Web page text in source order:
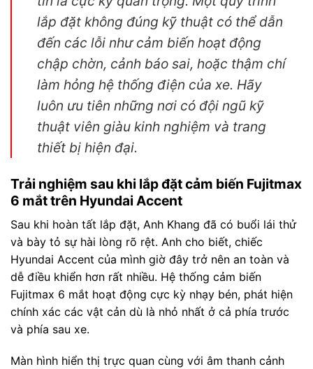
lắp đặt không đúng kỹ thuật có thể dẫn
đến các lỗi như cảm biến hoạt động
chập chờn, cảnh báo sai, hoặc thậm chí
làm hỏng hệ thống điện của xe. Hãy
luôn ưu tiên những nơi có đội ngũ kỹ
thuật viên giàu kinh nghiệm và trang
thiết bị hiện đại.
Trải nghiệm sau khi lắp đặt cảm biến Fujitmax
6 mắt trên Hyundai Accent
Sau khi hoàn tất lắp đặt, Anh Khang đã có buổi lái thử
và bày tỏ sự hài lòng rõ rệt. Anh cho biết, chiếc
Hyundai Accent của mình giờ đây trở nên an toàn và
dễ điều khiển hơn rất nhiều. Hệ thống cảm biến
Fujitmax 6 mắt hoạt động cực kỳ nhạy bén, phát hiện
chính xác các vật cản dù là nhỏ nhất ở cả phía trước
và phía sau xe.
Màn hình hiển thị trực quan cùng với âm thanh cảnh